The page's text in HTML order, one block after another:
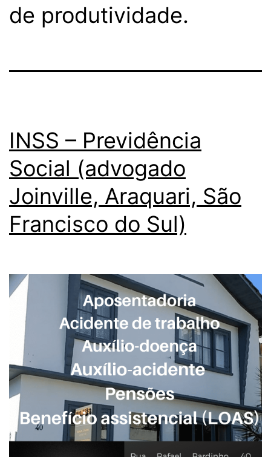
de produtividade.
INSS – Previdência
Social (advogado
Joinville, Araquari, São
Francisco do Sul)